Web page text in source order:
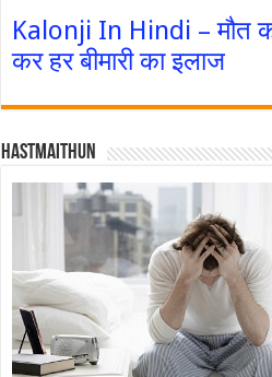
Kalonji In Hindi – मौत
कर हर बीमारी का इलाज
Hastmaithun